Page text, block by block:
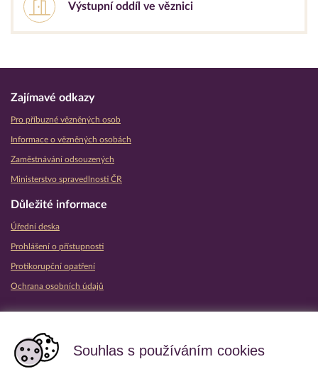
Souhlas s používáním cookies
Výstupní oddíl ve věznici
Zajímavé odkazy
Pro příbuzné vězněných osob
Informace o vězněných osobách
Zaměstnávání odsouzených
Ministerstvo spravedlnosti ČR
Důležité informace
Úřední deska
Prohlášení o přístupnosti
Protikorupční opatření
Ochrana osobních údajů